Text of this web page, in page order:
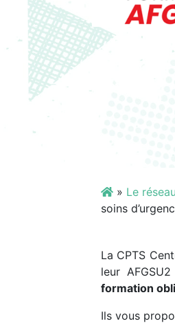
» Le réseau
soins
La CPTS
leur
formation
Ils vous